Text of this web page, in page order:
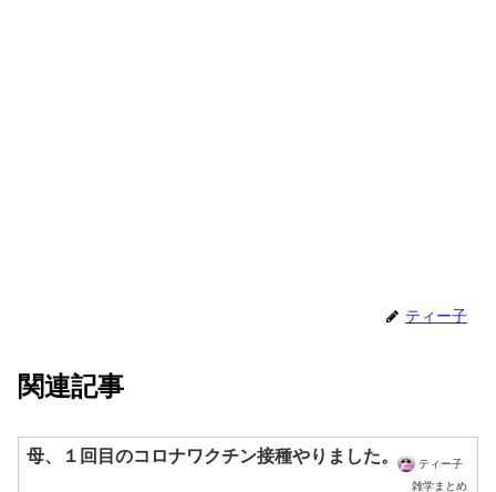
ティー子
関連記事
母、１回目のコロナワクチン接種やりました。
ティー子
雑学まとめ